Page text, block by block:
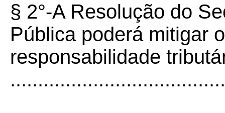
§ 2°-A Resolução do
Pública poderá mitigar
responsabilidade